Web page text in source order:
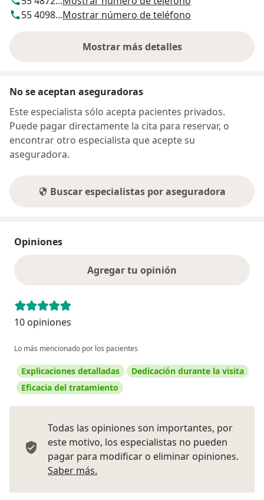
55 4098...Mostrar número de teléfono
Mostrar más detalles
sobre la dirección
No se aceptan aseguradoras
Este especialista sólo acepta pacientes privados.
Puede pagar directamente la cita para reservar, o
encontrar otro especialista que acepte su
aseguradora.
Buscar especialistas por aseguradora
Opiniones
Agregar tu opinión
10 opiniones
Lo más mencionado por los pacientes
Explicaciones detalladas
Dedicación durante la visita
Eficacia del tratamiento
Todas las opiniones son importantes, por
este motivo, los especialistas no pueden
pagar para modificar o eliminar opiniones.
Saber más.